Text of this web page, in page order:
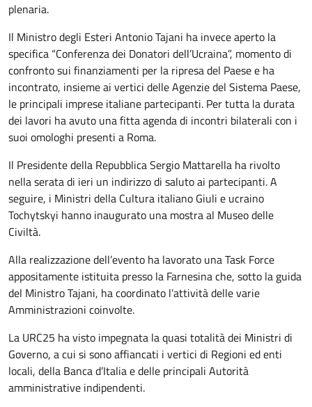
plenaria.
Il Ministro degli Esteri Antonio Tajani ha invece aperto la
specifica “Conferenza dei Donatori dell’Ucraina”, momento di
confronto sui finanziamenti per la ripresa del Paese e ha
incontrato, insieme ai vertici delle Agenzie del Sistema Paese,
le principali imprese italiane partecipanti. Per tutta la durata
dei lavori ha avuto una fitta agenda di incontri bilaterali con i
suoi omologhi presenti a Roma.
Il Presidente della Repubblica Sergio Mattarella ha rivolto
nella serata di ieri un indirizzo di saluto ai partecipanti. A
seguire, i Ministri della Cultura italiano Giuli e ucraino
Tochytskyi hanno inaugurato una mostra al Museo delle
Civiltà.
Alla realizzazione dell’evento ha lavorato una Task Force
appositamente istituita presso la Farnesina che, sotto la guida
del Ministro Tajani, ha coordinato l’attività delle varie
Amministrazioni coinvolte.
La URC25 ha visto impegnata la quasi totalità dei Ministri di
Governo, a cui si sono affiancati i vertici di Regioni ed enti
locali, della Banca d’Italia e delle principali Autorità
amministrative indipendenti.